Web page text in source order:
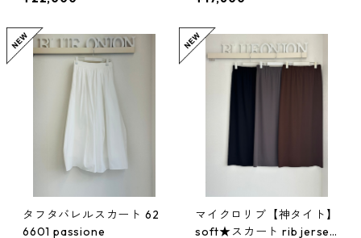
aii black formal
タフタバレルスカート 62
6601 passione
マイクロリブ【神タイト】
soft★スカート rib jersey